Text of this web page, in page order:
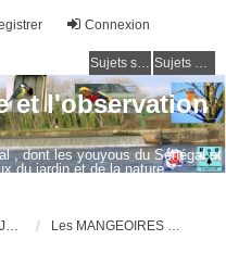
Connexion
Sujets sans réponse Sujets actifs
et l'observation
, dont les youyous du Sénégal et
du jardin et de la nature.